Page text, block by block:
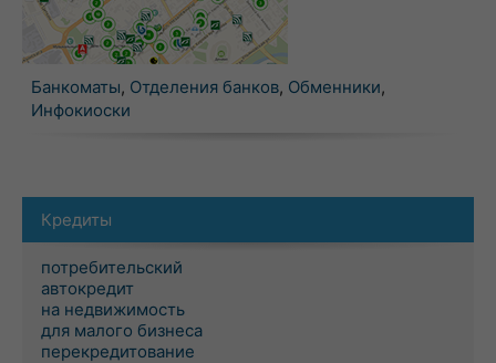
Банкоматы, Отделения банков, Обменники,
Инфокиоски
Кредиты
потребительский
автокредит
на недвижимость
для малого бизнеса
перекредитование